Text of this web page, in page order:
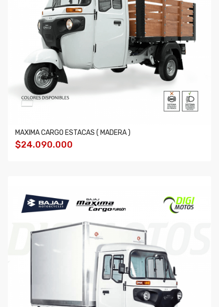
MAXIMA CARGO ESTACAS ( MADERA )
$24.090.000